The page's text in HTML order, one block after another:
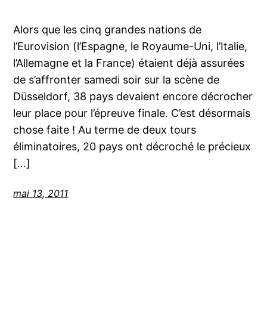
Alors que les cinq grandes nations de
l’Eurovision (l’Espagne, le Royaume-Uni, l’Italie,
l’Allemagne et la France) étaient déjà assurées
de s’affronter samedi soir sur la scène de
Düsseldorf, 38 pays devaient encore décrocher
leur place pour l’épreuve finale. C’est désormais
chose faite ! Au terme de deux tours
éliminatoires, 20 pays ont décroché le précieux
[…]
mai 13, 2011